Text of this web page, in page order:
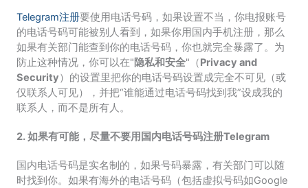
Telegram注册要使用电话号码，如果设置不当，你电报账号
的电话号码可能被别人看到，如果你用国内手机注册，那么
如果有关部门能查到你的电话号码，你也就完全暴露了。为
防止这种情况，你可以在"隐私和安全"（Privacy and
Security）的设置里把你的电话号码设置成完全不可见（或
仅联系人可见），并把“谁能通过电话号码找到我”设成我的
联系人，而不是所有人。
2. 如果有可能，尽量不要用国内电话号码注册Telegram
国内电话号码是实名制的，如果号码暴露，有关部门可以随
时找到你。如果有海外的电话号码（包括虚拟号码如Google